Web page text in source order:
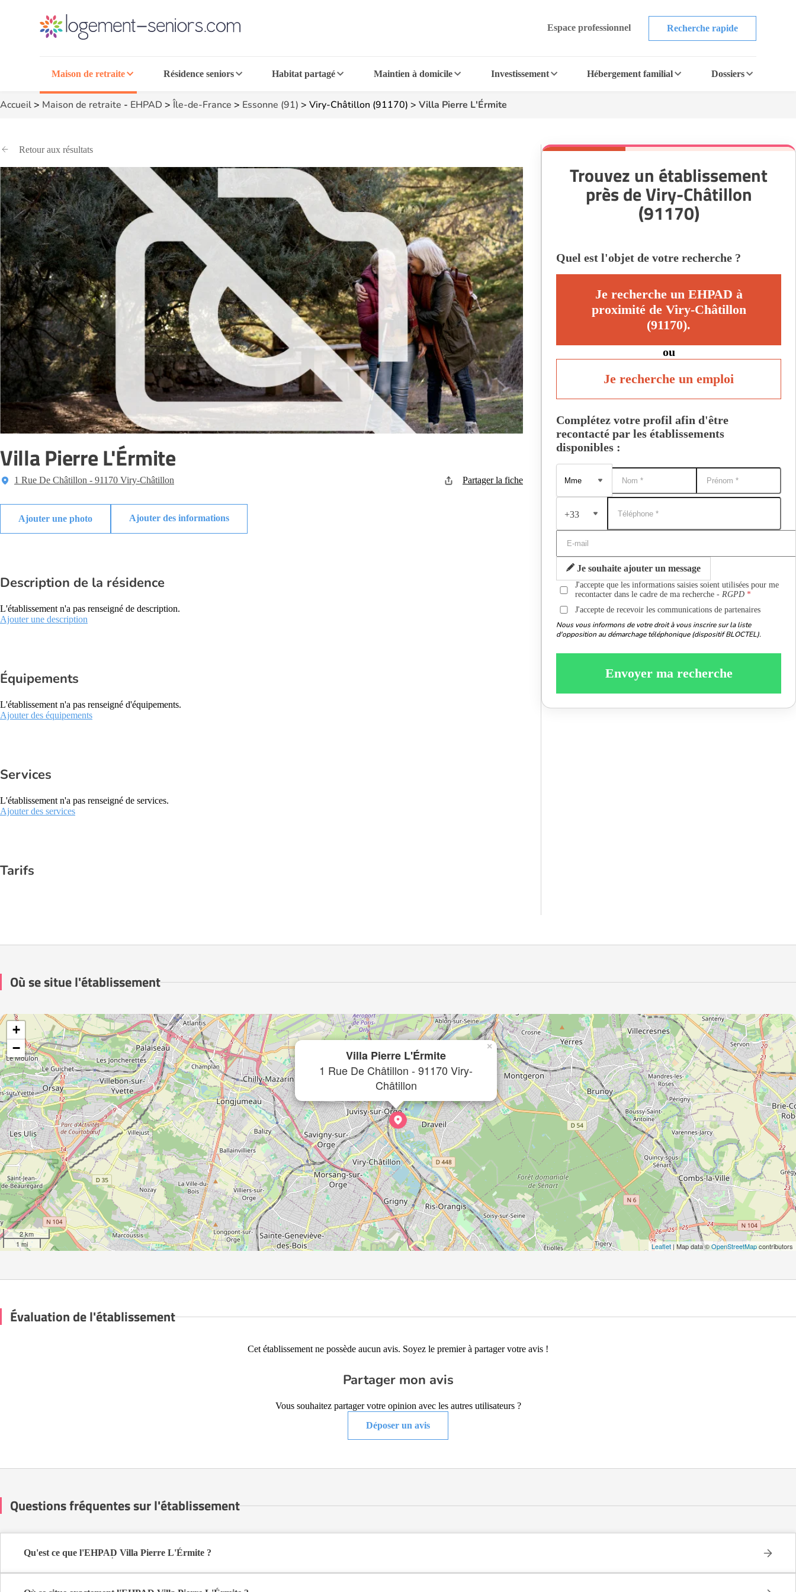
Espace professionnel Recherche rapide
Maison de retraite Résidence seniors Habitat partagé Maintien à domicile Investissement Hébergement familial Dossiers
Accueil> Maison de retraite - EHPAD > Île-de-France > Essonne (91) > Viry-Châtillon (91170) > Villa Pierre L'Érmite
Retour aux résultats
Villa Pierre L'Érmite
1 Rue De Châtillon - 91170 Viry-Châtillon Partager la fiche
Ajouter des informations
Description de la résidence
L'établissement n'a pas renseigné de description.
Ajouter une description
Équipements
L'établissement n'a pas renseigné d'équipements.
Ajouter des équipements
Services
L'établissement n'a pas renseigné de services.
Ajouter des services
Tarifs
Trouvez un établissement
près de Viry-Châtillon
(91170)
Quel est l'objet de votre recherche ?
Je recherche un EHPAD à
proximité de Viry-Châtillon
(91170).
ou
Je recherche un emploi
Complétez votre profil afin d'être
recontacté par les établissements
disponibles :
+33
Je souhaite ajouter un message
J'accepte que les informations saisies soient utilisées pour me
recontacter dans le cadre de ma recherche -RGPD
J'accepte de recevoir les communications de partenaires
Nous vous informons de votre droit à vous inscrire sur la liste
d'opposition au démarchage téléphonique (dispositif BLOCTEL).
Envoyer ma recherche
Où se situe l'établissement
Villa Pierre L'Érmite
1 Rue De Châtillon - 91170 Viry-
Châtillon
×
+
−
2 km
1 mi
Leaflet | Map data ©OpenStreetMapcontributors
Évaluation de l'établissement
Cet établissement ne possède aucun avis. Soyez le premier à partager votre avis !
Partager mon avis
Vous souhaitez partager votre opinion avec les autres utilisateurs ?
Déposer un avis
Questions fréquentes sur l'établissement
Qu'est ce que l'EHPAD Villa Pierre L'Érmite ?